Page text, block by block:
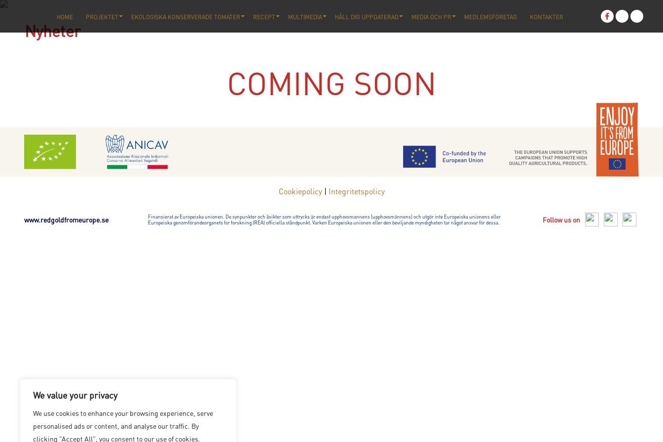
We value your privacy
We use cookies to enhance your browsing experience, serve
personalised ads or content, and analyse our traffic. By
clicking "Accept All", you consent to our use of cookies.
HOME PROJEKTET EKOLOGISKA KONSERVERADE TOMATER RECEPT MULTIMEDIA HÅLL DIG UPPDATERAD MEDIA OCH PR MEDLEMSFÖRETAG KONTAKTER
Nyheter
COMING SOON
Cookiepolicy| Integritetspolicy
www.redgoldfromeurope.se
Finansierat av Europeiska unionen. De synpunkter och åsikter som uttrycks är endast upphovsmannens [upphovsmännens] och utgör inte Europeiska unionens eller
Europeiska genomförandeorganets for forskning (REA) officiella ståndpunkt. Varken Europeiska unionen eller den beviljande myndigheten tar något ansvar för dessa.
Follow us on